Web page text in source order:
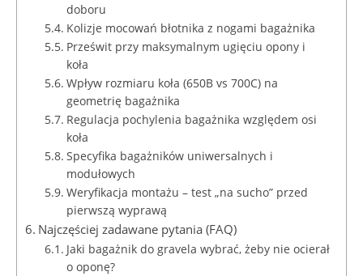
doboru
Kolizje mocowań błotnika z nogami bagażnika
Prześwit przy maksymalnym ugięciu opony i
koła
Wpływ rozmiaru koła (650B vs 700C) na
geometrię bagażnika
Regulacja pochylenia bagażnika względem osi
koła
Specyfika bagażników uniwersalnych i
modułowych
Weryfikacja montażu – test „na sucho” przed
pierwszą wyprawą
Najczęściej zadawane pytania (FAQ)
Jaki bagażnik do gravela wybrać, żeby nie ocierał
o oponę?